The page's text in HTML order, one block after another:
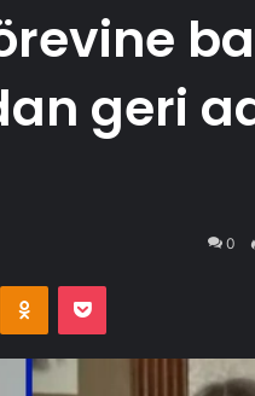
geri
0
Odnoklassniki
Pocket